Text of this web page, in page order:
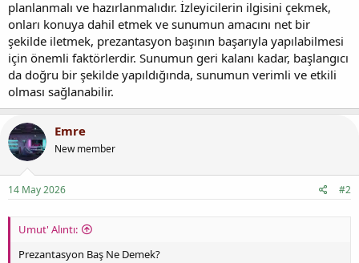
planlanmalı ve hazırlanmalıdır. İzleyicilerin ilgisini çekmek,
onları konuya dahil etmek ve sunumun amacını net bir
şekilde iletmek, prezantasyon başının başarıyla yapılabilmesi
için önemli faktörlerdir. Sunumun geri kalanı kadar, başlangıcı
da doğru bir şekilde yapıldığında, sunumun verimli ve etkili
olması sağlanabilir.
Emre
New member
14 May 2026 #2
Umut' Alıntı:
Prezantasyon Baş Ne Demek?